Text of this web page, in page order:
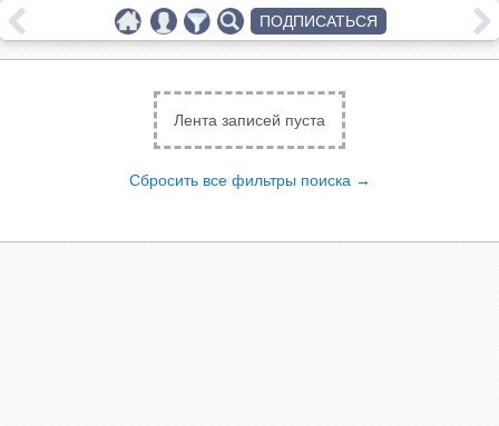
Лента записей пуста
Сбросить все фильтры поиска →
ПОДПИСАТЬСЯ